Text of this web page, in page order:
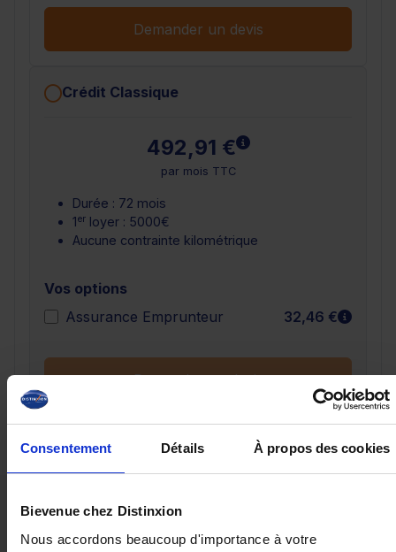
Consentement Détails À propos des cookies
Bievenue chez Distinxion
Nous accordons beaucoup d'importance à votre
Demander un devis
Crédit Classique
492,91 € En savoir plus
par mois TTC
Durée : 72 mois
1er loyer : 5000€
Aucune contrainte kilométrique
Vos options
Assurance Emprunteur
32,46 € En
Demander un devis
Ces véhicules pourraient vous
intéresser